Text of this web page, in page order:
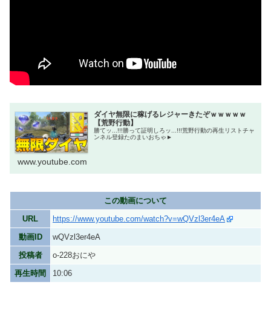
ダイヤ無限に稼げるレジャーきたぞｗｗｗｗｗ
【荒野行動】
勝てッ...!!!勝って証明しろッ...!!!荒野行動の再生リストチャ
ンネル登録たのまいおちゃ►
www.youtube.com
この動画について
URL
https://www.youtube.com/watch?v=wQVzl3er4eA
動画ID
wQVzl3er4eA
投稿者
o-228おにや
再生時間
10:06